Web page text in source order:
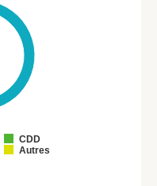
CDD
Autres